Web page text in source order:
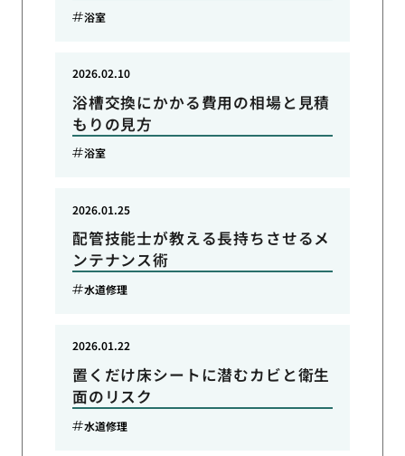
浴室
浴槽交換にかかる費用の相場と見積
もりの見方
2026.02.10
浴室
配管技能士が教える長持ちさせるメ
ンテナンス術
2026.01.25
水道修理
置くだけ床シートに潜むカビと衛生
面のリスク
2026.01.22
水道修理